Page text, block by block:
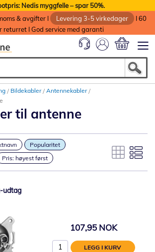
Nedis myggfelle – spar 50%.
& avgifter I
Levering 3-5 virkedager
I 60
returret I God service med garanti
Bildekabler Antennekabler
til antenne
Popularitet
Pris: høyest først
udtag
107,95 NOK
LEGG I KURV